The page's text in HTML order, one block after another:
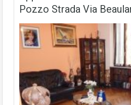
Pozzo Strada Via